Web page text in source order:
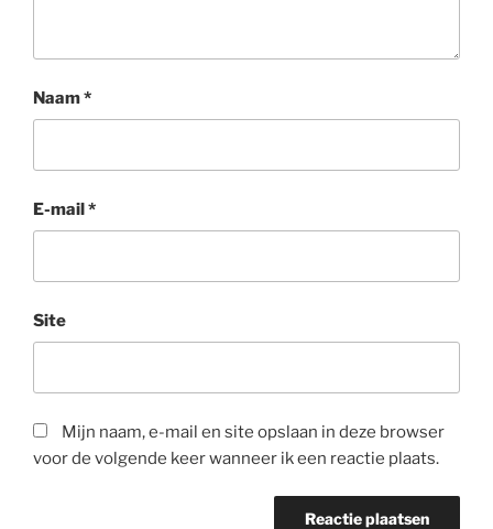
Naam*
E-mail*
Site
Mijn naam, e-mail en site opslaan in deze browser
voor de volgende keer wanneer ik een reactie plaats.